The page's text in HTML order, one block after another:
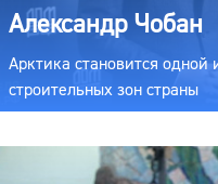
Александр Чобан
Арктика становится
строительных зон страны